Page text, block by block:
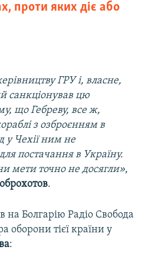
проти яких діє або
ГРУ і, власне,
санкціонував цю
що Гебреву, все ж,
з озброєнням в
у Чехії ним не
постачання в Україну.
мети точно не досягли»,
.
на Болгарію Радіо Свобода
оборони тієї країни у
: